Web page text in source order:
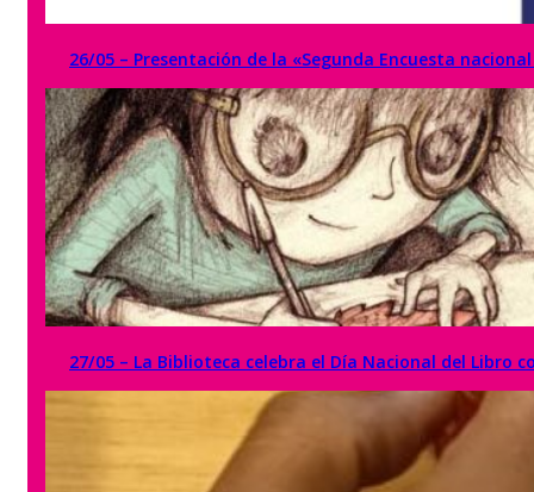
26/05 – Presentación de la «Segunda Encuesta
27/05 – La Biblioteca celebra el Día Nacional del